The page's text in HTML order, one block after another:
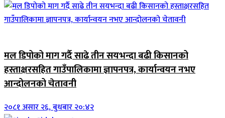
मल डिपोको माग गर्दै साढे तीन सयभन्दा बढी किसानको
हस्ताक्षरसहित गाउँपालिकामा ज्ञापनपत्र, कार्यान्वयन नभए
आन्दोलनको चेतावनी
२०८१ असार २६, बुधबार २०:४२